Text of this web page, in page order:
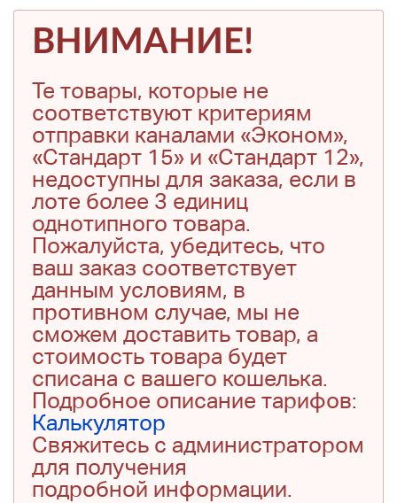
ВНИМАНИЕ!
Те товары, которые не
соответствуют критериям
отправки каналами «Эконом»,
«Стандарт 15» и «Стандарт 12»,
недоступны для заказа, если в
лоте более 3 единиц
однотипного товара.
Пожалуйста, убедитесь, что
ваш заказ соответствует
данным условиям, в
противном случае, мы не
сможем доставить товар, а
стоимость товара будет
списана с вашего кошелька.
Подробное описание тарифов:
Калькулятор
Свяжитесь с администратором
для получения
подробной информации.